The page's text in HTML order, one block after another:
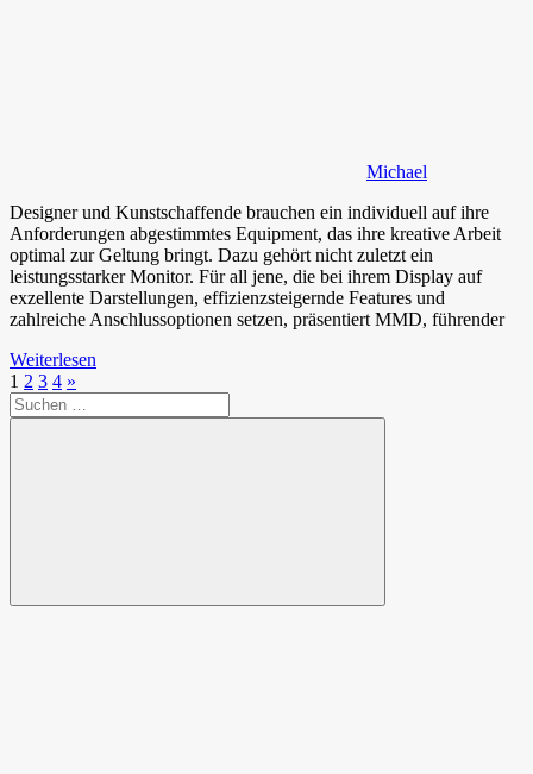
Michael
Designer und Kunstschaffende brauchen ein individuell auf ihre
Anforderungen abgestimmtes Equipment, das ihre kreative Arbeit
optimal zur Geltung bringt. Dazu gehört nicht zuletzt ein
leistungsstarker Monitor. Für all jene, die bei ihrem Display auf
exzellente Darstellungen, effizienzsteigernde Features und
zahlreiche Anschlussoptionen setzen, präsentiert MMD, führender
Weiterlesen
Seitennummerierung
der
1 2 3 4 Nächste
Beiträge
»
Suchen
nach:
Suchen